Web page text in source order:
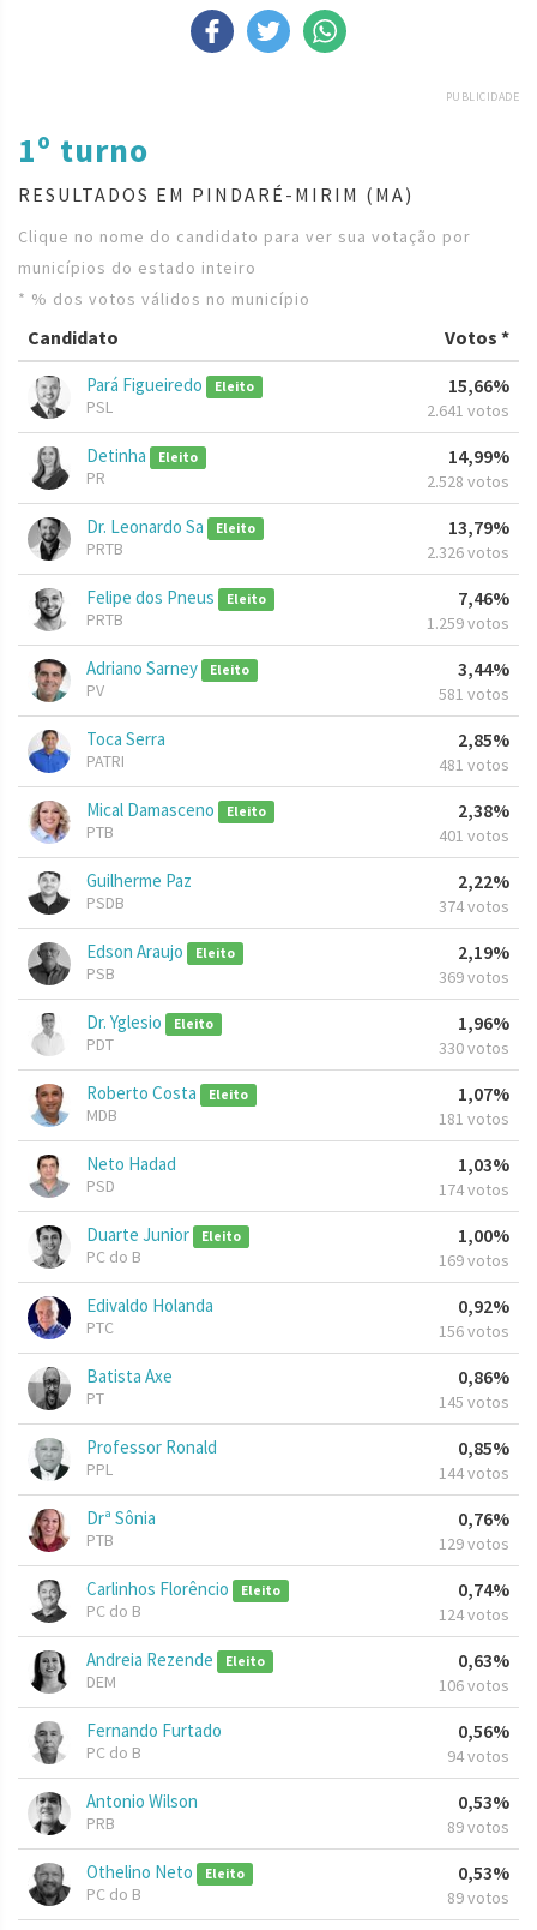
PUBLICIDADE
1º turno
RESULTADOS EM PINDARÉ-MIRIM (MA)
Clique no nome do candidato para ver sua votação por
municípios do estado inteiro
* % dos votos válidos no município
Candidato Votos *
Pará Figueiredo Eleito
PSL
15,66%
2.641 votos
Detinha Eleito
PR
14,99%
2.528 votos
Dr. Leonardo Sa Eleito
PRTB
13,79%
2.326 votos
Felipe dos Pneus Eleito
PRTB
7,46%
1.259 votos
Adriano Sarney Eleito
PV
3,44%
581 votos
Toca Serra
PATRI
2,85%
481 votos
Mical Damasceno Eleito
PTB
2,38%
401 votos
Guilherme Paz
PSDB
2,22%
374 votos
Edson Araujo Eleito
PSB
2,19%
369 votos
Dr. Yglesio Eleito
PDT
1,96%
330 votos
Roberto Costa Eleito
MDB
1,07%
181 votos
Neto Hadad
PSD
1,03%
174 votos
Duarte Junior Eleito
PC do B
1,00%
169 votos
Edivaldo Holanda
PTC
0,92%
156 votos
Batista Axe
PT
0,86%
145 votos
Professor Ronald
PPL
0,85%
144 votos
Drª Sônia
PTB
0,76%
129 votos
Carlinhos Florêncio Eleito
PC do B
0,74%
124 votos
Andreia Rezende Eleito
DEM
0,63%
106 votos
Fernando Furtado
PC do B
0,56%
94 votos
Antonio Wilson
PRB
0,53%
89 votos
Othelino Neto Eleito
PC do B
0,53%
89 votos